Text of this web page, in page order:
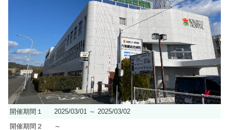
開催期間１
2025/03/01 ～ 2025/03/02
開催期間２
～